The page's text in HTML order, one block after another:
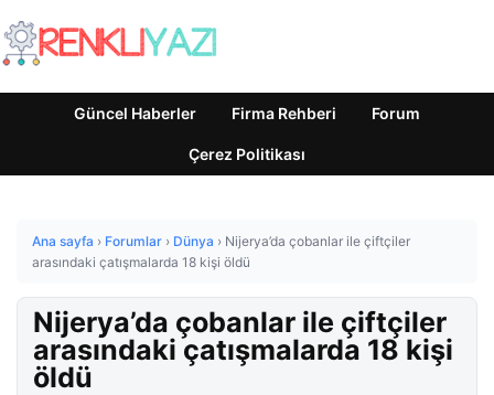
Güncel Haberler Firma Rehberi Forum
Çerez Politikası
Ana sayfa › Forumlar › Dünya › Nijerya’da çobanlar ile çiftçiler
arasındaki çatışmalarda 18 kişi öldü
Nijerya’da çobanlar ile çiftçiler
arasındaki çatışmalarda 18 kişi
öldü